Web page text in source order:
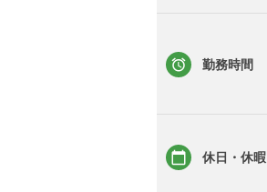
勤務時間
休日・休暇